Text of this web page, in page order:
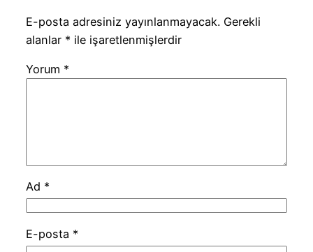
E-posta adresiniz yayınlanmayacak. Gerekli
alanlar * ile işaretlenmişlerdir
Yorum *
Ad *
E-posta *